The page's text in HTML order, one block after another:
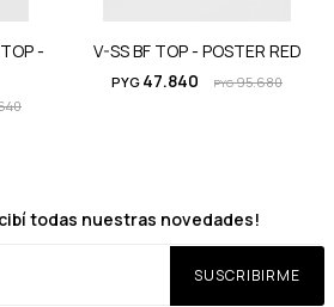
-
V-SS BF TOP - POSTER RED
PYG 47.840 PYG95.680
todas nuestras novedades!
SUSCRIBIRME